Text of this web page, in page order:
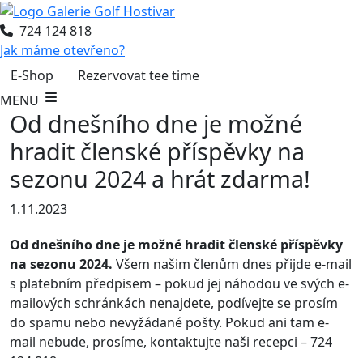
724 124 818
Jak máme otevřeno?
E-Shop
Rezervovat tee time
MENU
Od dnešního dne je možné
hradit členské příspěvky na
sezonu 2024 a hrát zdarma!
1.11.2023
Od dnešního dne je možné hradit členské příspěvky
na sezonu 2024. Všem našim členům dnes přijde e-mail
s platebním předpisem – pokud jej náhodou ve svých e-
mailových schránkách nenajdete, podívejte se prosím
do spamu nebo nevyžádané pošty. Pokud ani tam e-
mail nebude, prosíme, kontaktujte naši recepci – 724